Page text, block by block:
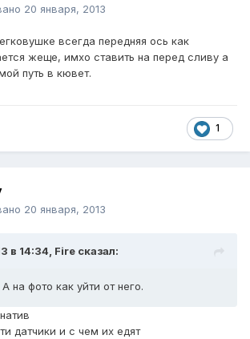
20 января, 2013
всегда передняя ось как
жеще, имхо ставить на перед сливу а
путь в кювет.
1
20 января, 2013
в 14:34, Fire сказал:
на фото как уйти от него.
датчики и с чем их едят